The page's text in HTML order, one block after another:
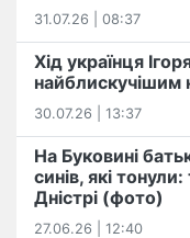
31.07.26 | 08:37
Хід українця
найблискучішим
30.07.26 | 13:37
На Буковині
синів, які
Дністрі (фото)
27.06.26 | 12:40